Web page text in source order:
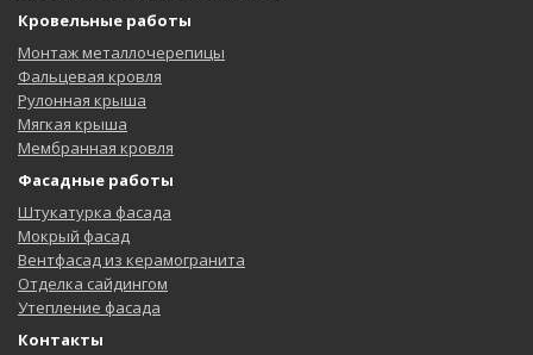
Кровельные работы
Монтаж металлочерепицы
Фальцевая кровля
Рулонная крыша
Мягкая крыша
Мембранная кровля
Фасадные работы
Штукатурка фасада
Мокрый фасад
Вентфасад из керамогранита
Отделка сайдингом
Утепление фасада
Контакты